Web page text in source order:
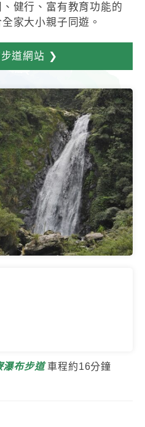
瀑布步道車程約16分鐘
健行、富有教育功能的
家大小親子同遊。
道網站